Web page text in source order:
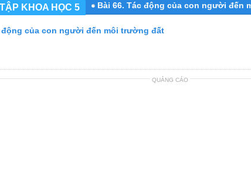
KHOA HỌC 5 Bài 66. Tác động của con người đến
động của con người đến môi trường đất
QUẢNG CÁO